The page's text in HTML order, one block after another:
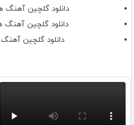
دانلود گلچین آهنگ
دانلود گلچین
دانلود گلچین